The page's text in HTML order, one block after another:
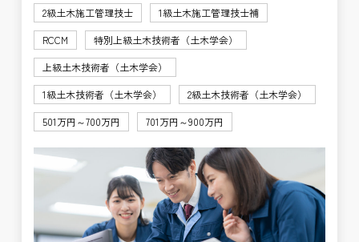
2級土木施工管理技士
1級土木施工管理技士補
RCCM
特別上級土木技術者（土木学会）
上級土木技術者（土木学会）
1級土木技術者（土木学会）
2級土木技術者（土木学会）
501万円～700万円
701万円～900万円